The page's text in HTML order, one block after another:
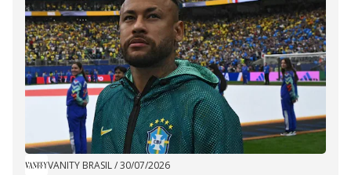
VANITY BRASIL/30/07/2026